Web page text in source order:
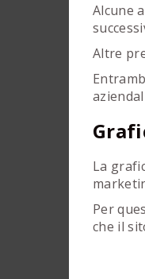
Alcune
Altre
La
Per
che il